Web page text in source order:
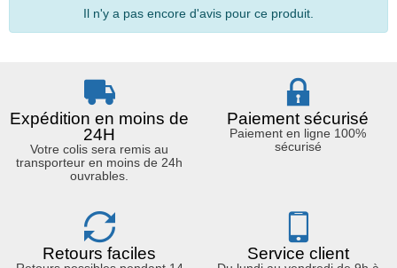
Il n'y a pas encore d'avis pour ce produit.
Expédition en moins de
24H
Votre colis sera remis au
transporteur en moins de 24h
ouvrables.
Paiement sécurisé
Paiement en ligne 100%
sécurisé
Retours faciles Service client